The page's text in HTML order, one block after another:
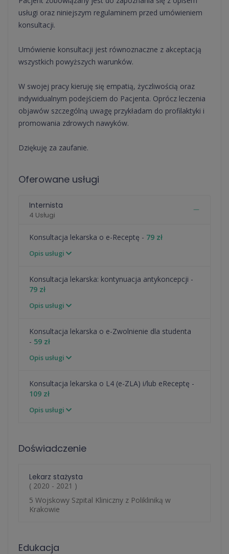
usługi oraz niniejszym regulaminem przed umówieniem
konsultacji.
Umówienie konsultacji jest równoznaczne z akceptacją
wszystkich powyższych warunków.
W swojej pracy kieruję się empatią, życzliwością oraz
indywidualnym podejściem do Pacjenta. Oprócz leczenia
objawów szczególną uwagę przykładam do profilaktyki i
promowania zdrowych nawyków.
Dziękuję za zaufanie.
Oferowane usługi
Internista
4 Usługi
Konsultacja lekarska o e-Receptę - 79 zł
Opis usługi
⁠Konsultacja lekarska: kontynuacja antykoncepcji -
79 zł
Opis usługi
Konsultacja lekarska o e-Zwolnienie dla studenta
- 59 zł
Opis usługi
Konsultacja lekarska o L4 (e-ZLA) i/lub eReceptę -
109 zł
Opis usługi
Doświadczenie
Lekarz stażysta
( 2020 - 2021 )
5 Wojskowy Szpital Kliniczny z Polikliniką w
Krakowie
Edukacja